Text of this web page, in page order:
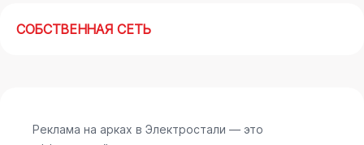
СОБСТВЕННАЯ СЕТЬ
Реклама на арках в Электростали — это